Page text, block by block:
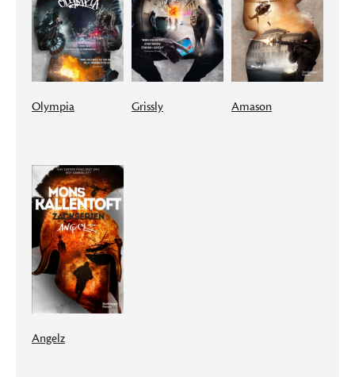
Olympia Grissly Amason
Angelz